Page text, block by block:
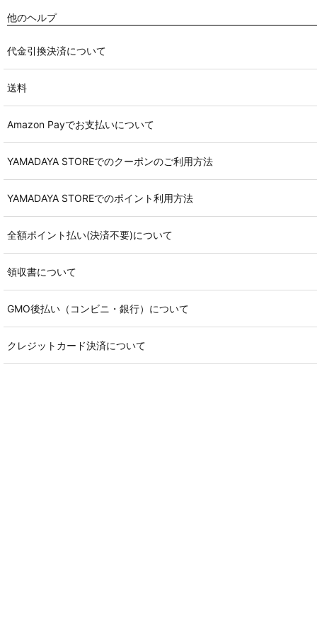
他のヘルプ
代金引換決済について
送料
Amazon Payでお支払いについて
YAMADAYA STOREでのクーポンのご利用方法
YAMADAYA STOREでのポイント利用方法
全額ポイント払い(決済不要)について
領収書について
GMO後払い（コンビニ・銀行）について
クレジットカード決済について